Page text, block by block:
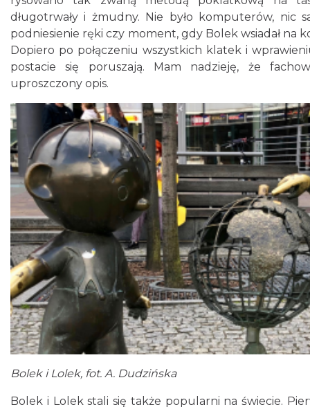
długotrwały i żmudny. Nie było komputerów, nic
podniesienie ręki czy moment, gdy Bolek wsiadał na
Dopiero po połączeniu wszystkich klatek i
postacie się poruszają. Mam nadzieję, że
uproszczony opis.
Bolek i Lolek, fot. A. Dudzińska
Bolek i Lolek stali się także popularni na świecie.